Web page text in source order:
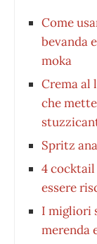
Come
bevanda
moka
Crema al
che
Spritz
4
essere
I migliori
merenda